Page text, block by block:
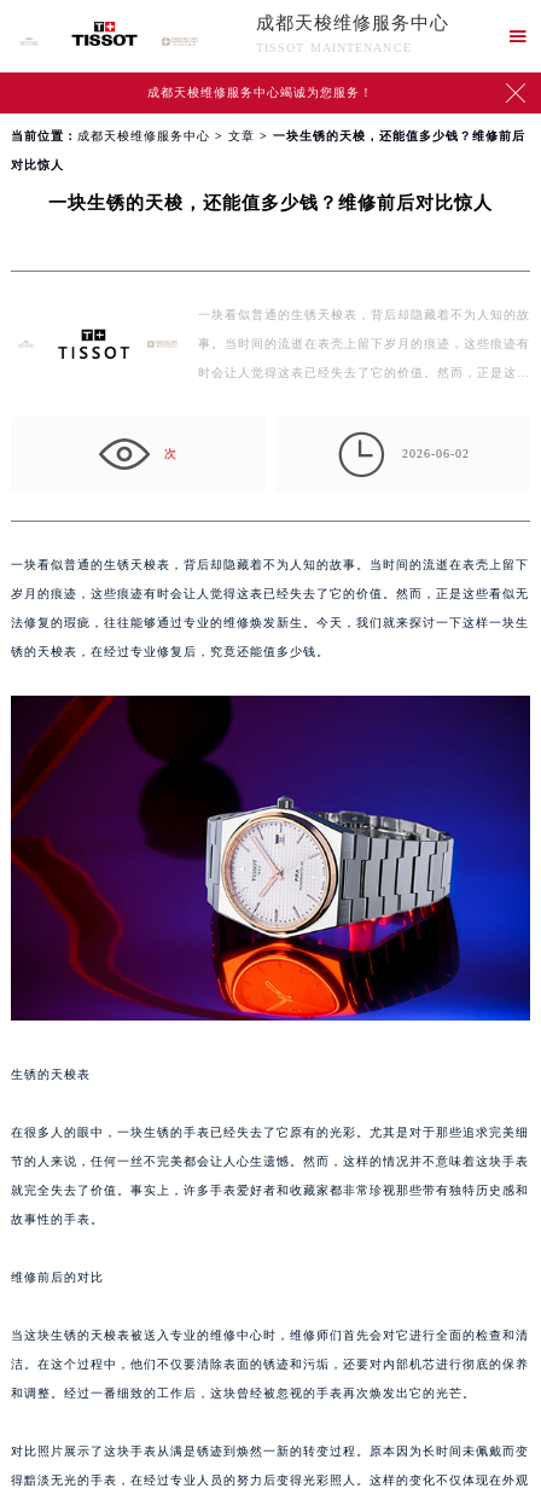
成都天梭维修服务中心
TISSOT MAINTENANCE

成都天梭维修服务中心竭诚为您服务！ 
当前位置： 成都天梭维修服务中心 > 文章 > 一块生锈的天梭，还能值多少钱？维修前后
对比惊人
一块生锈的天梭，还能值多少钱？维修前后对比惊人
一块看似普通的生锈天梭表，背后却隐藏着不为人知的故
事。当时间的流逝在表壳上留下岁月的痕迹，这些痕迹有
时会让人觉得这表已经失去了它的价值。然而，正是这…
次  2026-06-02
一块看似普通的生锈天梭表，背后却隐藏着不为人知的故事。当时间的流逝在表壳上留下
岁月的痕迹，这些痕迹有时会让人觉得这表已经失去了它的价值。然而，正是这些看似无
法修复的瑕疵，往往能够通过专业的维修焕发新生。今天，我们就来探讨一下这样一块生
锈的天梭表，在经过专业修复后，究竟还能值多少钱。
生锈的天梭表
在很多人的眼中，一块生锈的手表已经失去了它原有的光彩。尤其是对于那些追求完美细
节的人来说，任何一丝不完美都会让人心生遗憾。然而，这样的情况并不意味着这块手表
就完全失去了价值。事实上，许多手表爱好者和收藏家都非常珍视那些带有独特历史感和
故事性的手表。
维修前后的对比
当这块生锈的天梭表被送入专业的维修中心时，维修师们首先会对它进行全面的检查和清
洁。在这个过程中，他们不仅要清除表面的锈迹和污垢，还要对内部机芯进行彻底的保养
和调整。经过一番细致的工作后，这块曾经被忽视的手表再次焕发出它的光芒。
对比照片展示了这块手表从满是锈迹到焕然一新的转变过程。原本因为长时间未佩戴而变
得黯淡无光的手表，在经过专业人员的努力后变得光彩照人。这样的变化不仅体现在外观